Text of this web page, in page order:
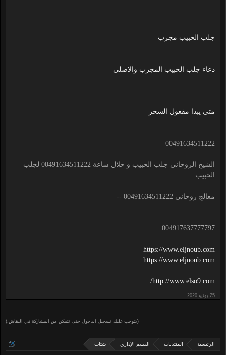
جلب الحبيب مجرب
دعاء جلب الحبيب المجرب والاصلي
متى يبدا مفعول السحر
00491634511222
الشيخ الروحاني جلب الحبيب و خلال ساعة 00491634511222 لجلب
الحبيب
معالج روحانى 00491634511222 --
004917637777797
https://www.eljnoub.com
https://www.eljnoub.com
http://www.elso9.com/
(يتوجب عليك تسجيل الدخول حتى تتمكن من المشاركة في النقاش.)
الرئيسية المنتديات القسم الإداري شتات